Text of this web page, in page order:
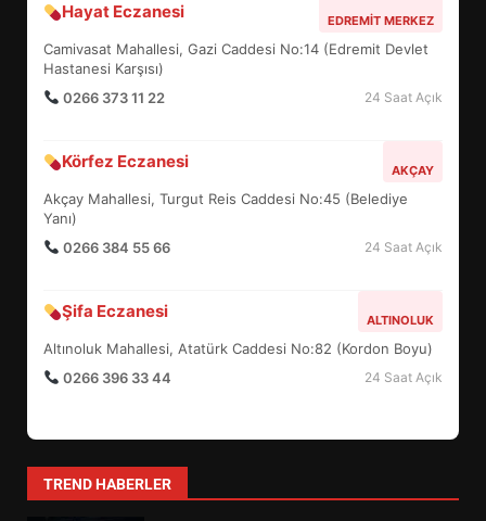
Hayat Eczanesi EDREMIT MERKEZ
Camivasat Mahallesi, Gazi Caddesi No:14 (Edremit Devlet
Hastanesi Karşısı)
0266 373 11 22
24 Saat Açık
Körfez Eczanesi AKÇAY
Akçay Mahallesi, Turgut Reis Caddesi No:45 (Belediye
Yanı)
0266 384 55 66
24 Saat Açık
Şifa Eczanesi ALTINOLUK
Altınoluk Mahallesi, Atatürk Caddesi No:82 (Kordon Boyu)
0266 396 33 44
24 Saat Açık
TREND HABERLER
5
BALIKESİR MÜZELERİNDE SÜRE
UZATILDI: NE DEĞİŞTİ?
6
TURNUVASI KAYITLARI NEYİ
7
YENİ YÖNETİM NASIL
ŞEKİLLENDİ?
1
HAREKETE GEÇİYOR: GÖZLER